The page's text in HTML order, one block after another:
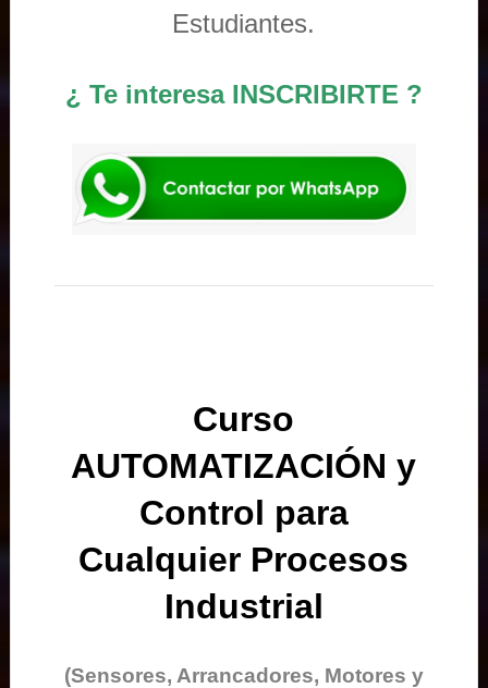
Estudiantes.
¿ Te interesa INSCRIBIRTE ?
Curso
AUTOMATIZACIÓN y
Control para
Cualquier Procesos
Industrial
(Sensores, Arrancadores, Motores y